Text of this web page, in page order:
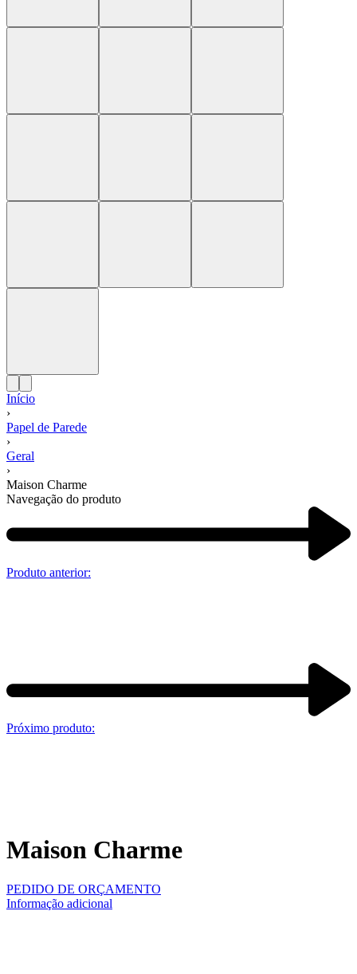
Início
›
Papel de Parede
›
Geral
›
Maison Charme
Navegação do produto
Produto anterior:
Próximo produto:
Maison Charme
PEDIDO DE ORÇAMENTO
Informação adicional